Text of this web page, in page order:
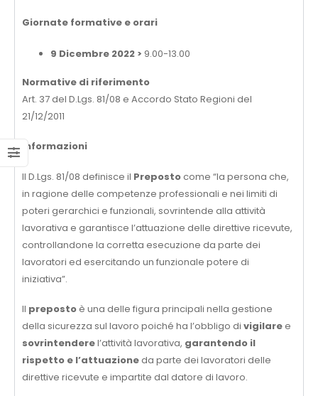
Giornate formative e orari
9 Dicembre 2022 > 9.00-13.00
Normative di riferimento
Art. 37 del D.Lgs. 81/08 e Accordo Stato Regioni del
21/12/2011
Informazioni
Il D.Lgs. 81/08 definisce il Prepostocome “la persona che,
in ragione delle competenze professionali e nei limiti di
poteri gerarchici e funzionali, sovrintende alla attività
lavorativa e garantisce l’attuazione delle direttive ricevute,
controllandone la corretta esecuzione da parte dei
lavoratori ed esercitando un funzionale potere di
iniziativa”.
Il preposto è una delle figura principali nella gestione
della sicurezza sul lavoro poiché ha l’obbligo di vigilare e
sovrintenderel’attività lavorativa, garantendo il
rispetto e l’attuazioneda parte dei lavoratori delle
direttive ricevute e impartite dal datore di lavoro.